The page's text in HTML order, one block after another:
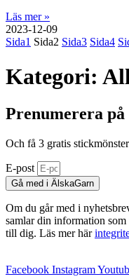
Läs mer »
2023-12-09
Sida1 Sida2 Sida3 Sida4
Kategori:
Prenumerera
Och få 3 gratis
E-post
Gå med i ÄlskaGarn
Om du går med i
samlar din information
till dig. Läs mer här
Facebook Instagram